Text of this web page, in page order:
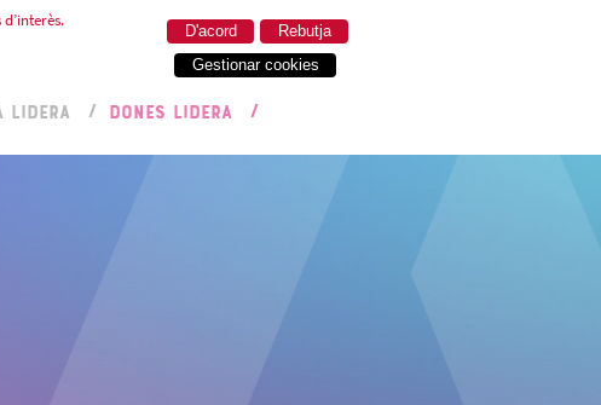
Rebutja
D'acord
Gestionar cookies
LIDERA DONES LIDERA